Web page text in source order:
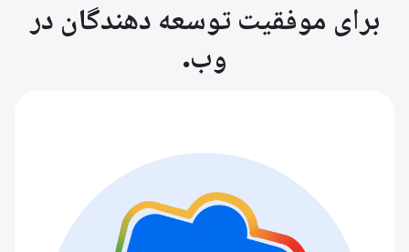
برای موفقیت توسعه دهندگان در
وب.